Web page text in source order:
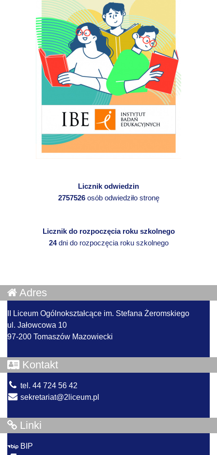
Licznik odwiedzin
2757526osób odwiedziło stronę
Licznik do rozpoczęcia roku szkolnego
24dni do rozpoczęcia roku szkolnego
Adres
II Liceum Ogólnokształcące im. Stefana Żeromskiego
ul. Jałowcowa 10
97-200 Tomaszów Mazowiecki
Kontakt
tel. 44 724 56 42
sekretariat@2liceum.pl
Linki
BIP